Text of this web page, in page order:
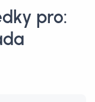
pro: